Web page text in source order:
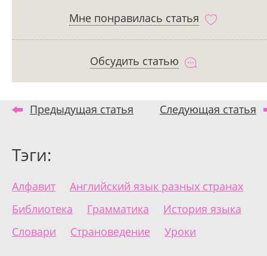
Мне понравилась статья
Обсудить статью
Предыдущая статья Следующая статья
Тэги:
Алфавит
Английский язык разных странах
Библиотека
Грамматика
История языка
Словари
Страноведение Уроки